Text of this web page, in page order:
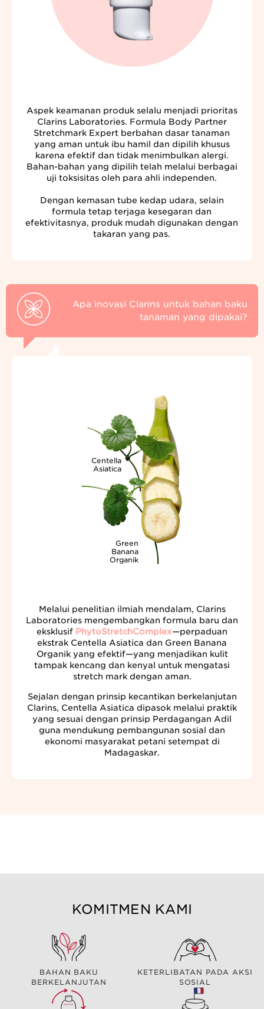
Aspek keamanan produk selalu menjadi prioritas
Clarins Laboratories. Formula Body Partner
Stretchmark Expert berbahan dasar tanaman
yang aman untuk ibu hamil dan dipilih khusus
karena efektif dan tidak menimbulkan alergi.
Bahan-bahan yang dipilih telah melalui berbagai
uji toksisitas oleh para ahli independen.
Dengan kemasan tube kedap udara, selain
formula tetap terjaga kesegaran dan
efektivitasnya, produk mudah digunakan dengan
takaran yang pas.
Apa inovasi Clarins untuk bahan baku
tanaman yang dipakai?
Centella
Asiatica
Green
Banana
Organik
Melalui penelitian ilmiah mendalam, Clarins
Laboratories mengembangkan formula baru dan
eksklusif PhytoStretchComplex—perpaduan
ekstrak Centella Asiatica dan Green Banana
Organik yang efektif—yang menjadikan kulit
tampak kencang dan kenyal untuk mengatasi
stretch mark dengan aman.
Sejalan dengan prinsip kecantikan berkelanjutan
Clarins, Centella Asiatica dipasok melalui praktik
yang sesuai dengan prinsip Perdagangan Adil
guna mendukung pembangunan sosial dan
ekonomi masyarakat petani setempat di
Madagaskar.
KOMITMEN KAMI
BAHAN BAKU
BERKELANJUTAN
KETERLIBATAN PADA AKSI
SOSIAL